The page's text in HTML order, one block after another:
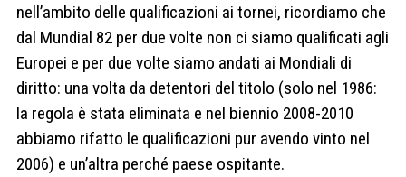
nell’ambito delle qualificazioni ai tornei, ricordiamo che
dal Mundial 82 per due volte non ci siamo qualificati agli
Europei e per due volte siamo andati ai Mondiali di
diritto: una volta da detentori del titolo (solo nel 1986:
la regola è stata eliminata e nel biennio 2008-2010
abbiamo rifatto le qualificazioni pur avendo vinto nel
2006) e un’altra perché paese ospitante.